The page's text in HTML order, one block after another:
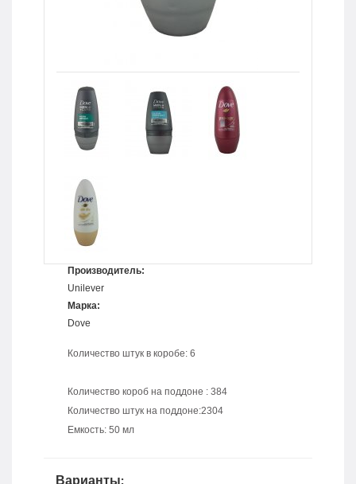
Производитель:
Unilever
Марка:
Dove
Количество штук в коробе: 6
Количество короб на поддоне : 384
Количество штук на поддоне:2304
Емкость: 50 мл
Варианты: